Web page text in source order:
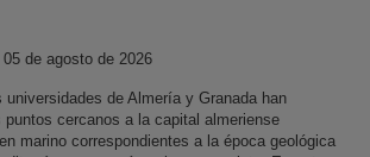
05 de agosto de 2026
universidades de Almería y Granada han
puntos cercanos a la capital almeriense
marino correspondientes a la época geológica